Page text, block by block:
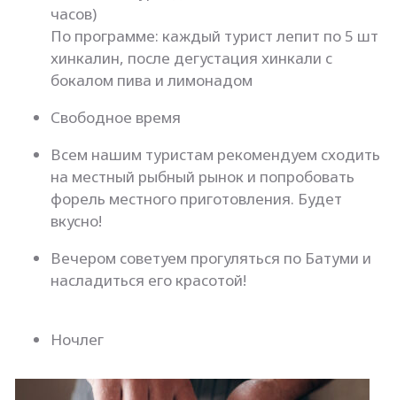
часов)
По программе: каждый турист лепит по 5 шт
хинкалин, после дегустация хинкали с
бокалом пива и лимонадом
Свободное время
Всем нашим туристам рекомендуем сходить
на местный рыбный рынок и попробовать
форель местного приготовления. Будет
вкусно!
Вечером советуем прогуляться по Батуми и
насладиться его красотой!
Ночлег